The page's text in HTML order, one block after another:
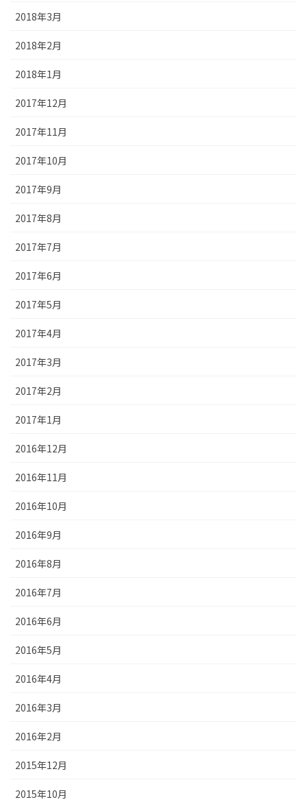
2018年3月
2018年2月
2018年1月
2017年12月
2017年11月
2017年10月
2017年9月
2017年8月
2017年7月
2017年6月
2017年5月
2017年4月
2017年3月
2017年2月
2017年1月
2016年12月
2016年11月
2016年10月
2016年9月
2016年8月
2016年7月
2016年6月
2016年5月
2016年4月
2016年3月
2016年2月
2015年12月
2015年10月